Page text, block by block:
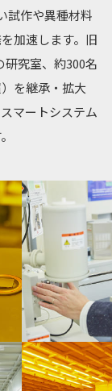
試作や異種材料
加速します。旧
究室、約300名
を継承・拡大
マートシステム